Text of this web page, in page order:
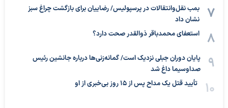
بمب نقل‌وانتقالات در پرسپولیس/ رضاییان برای بازگشت چراغ سبز
نشان داد
استعفای محمدباقر ذوالقدر صحت دارد؟
پایان دوران جبلی نزدیک است/ گمانه‌زنی‌ها درباره جانشین رئیس
صداوسیما داغ شد
تأیید قتل یک مداح پس از ۱۵ روز بی‌خبری از او